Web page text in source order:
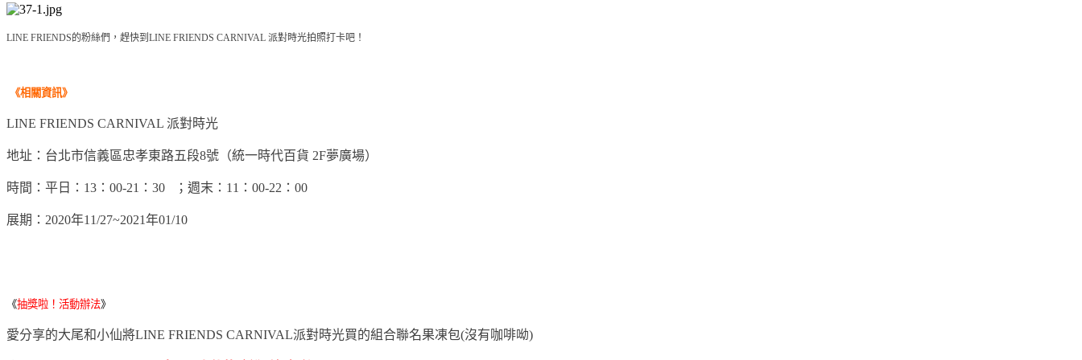
LINE FRIENDS的粉絲們，趕快到LINE FRIENDS CARNIVAL 派對時光拍照打卡吧！
《相關資訊》
LINE FRIENDS CARNIVAL 派對時光
地址：台北市信義區忠孝東路五段8號（統一時代百貨 2F夢廣場）
時間：平日：13：00-21：30 ；週末：11：00-22：00
展期：2020年11/27~2021年01/10
《抽獎啦！活動辦法》
愛分享的大尾和小仙將LINE FRIENDS CARNIVAL派對時光買的組合聯名果凍包(沒有咖啡呦)